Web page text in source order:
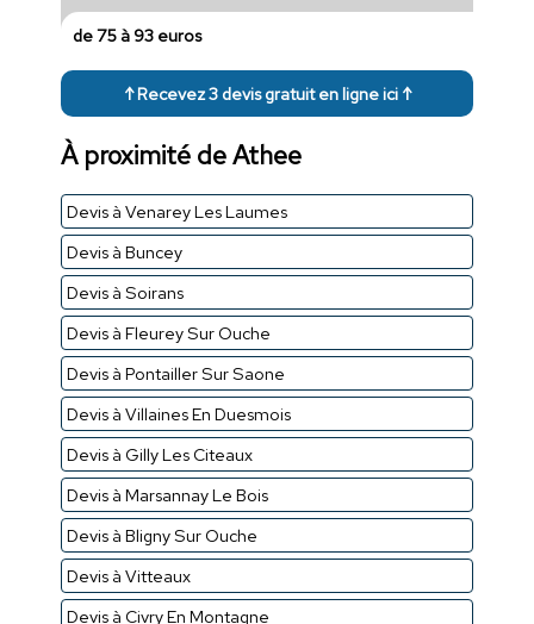
de 75 à 93 euros
↑ Recevez 3 devis gratuit en ligne ici ↑
À proximité de Athee
Devis à Venarey Les Laumes
Devis à Buncey
Devis à Soirans
Devis à Fleurey Sur Ouche
Devis à Pontailler Sur Saone
Devis à Villaines En Duesmois
Devis à Gilly Les Citeaux
Devis à Marsannay Le Bois
Devis à Bligny Sur Ouche
Devis à Vitteaux
Devis à Civry En Montagne